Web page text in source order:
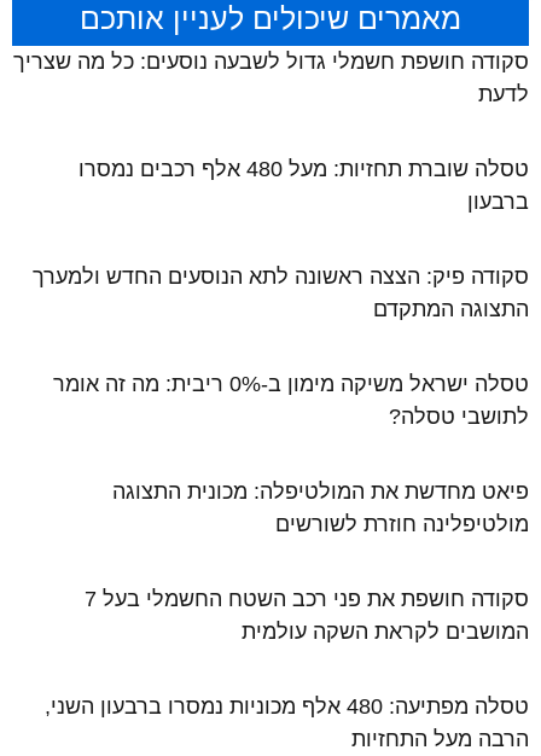
מאמרים שיכולים לעניין אותכם
סקודה חושפת חשמלי גדול לשבעה נוסעים: כל מה שצריך
לדעת
טסלה שוברת תחזיות: מעל 480 אלף רכבים נמסרו
ברבעון
סקודה פיק: הצצה ראשונה לתא הנוסעים החדש ולמערך
התצוגה המתקדם
טסלה ישראל משיקה מימון ב-0% ריבית: מה זה אומר
לתושבי טסלה?
פיאט מחדשת את המולטיפלה: מכונית התצוגה
מולטיפלינה חוזרת לשורשים
סקודה חושפת את פני רכב השטח החשמלי בעל 7
המושבים לקראת השקה עולמית
טסלה מפתיעה: 480 אלף מכוניות נמסרו ברבעון השני,
הרבה מעל התחזיות